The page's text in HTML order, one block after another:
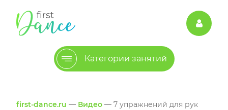
Категории занятий
first-dance.ru — Видео — 7 упражнений для рук